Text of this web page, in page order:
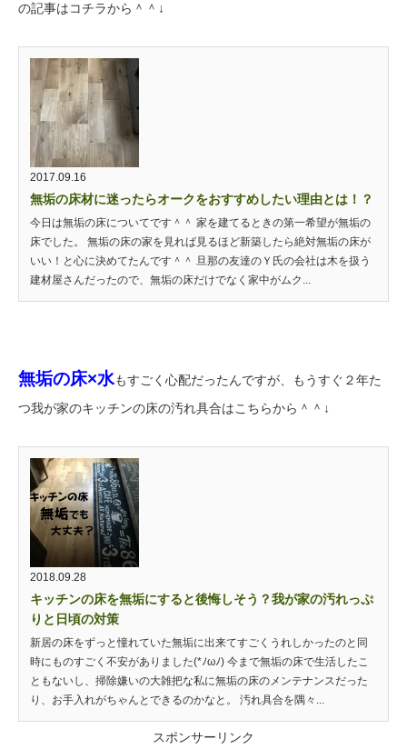
の記事はコチラから＾＾↓
2017.09.16
無垢の床材に迷ったらオークをおすすめしたい理由とは！？
今日は無垢の床についてです＾＾ 家を建てるときの第一希望が無垢の
床でした。 無垢の床の家を見れば見るほど新築したら絶対無垢の床が
いい！と心に決めてたんです＾＾ 旦那の友達のＹ氏の会社は木を扱う
建材屋さんだったので、無垢の床だけでなく家中がムク...
無垢の床×水もすごく心配だったんですが、もうすぐ２年た
つ我が家のキッチンの床の汚れ具合はこちらから＾＾↓
2018.09.28
キッチンの床を無垢にすると後悔しそう？我が家の汚れっぷ
りと日頃の対策
新居の床をずっと憧れていた無垢に出来てすごくうれしかったのと同
時にものすごく不安がありました(*ﾉωﾉ) 今まで無垢の床で生活したこ
ともないし、掃除嫌いの大雑把な私に無垢の床のメンテナンスだった
り、お手入れがちゃんとできるのかなと。 汚れ具合を隅々...
スポンサーリンク